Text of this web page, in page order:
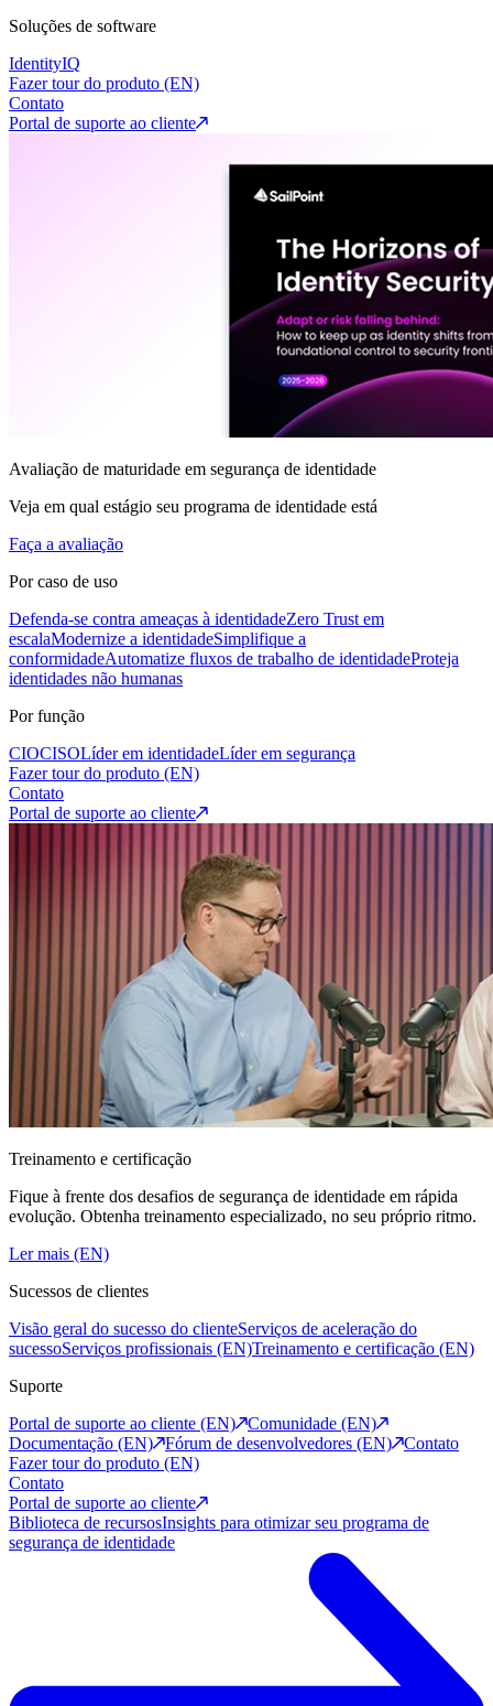
Soluções de software
IdentityIQ
Fazer tour do produto (EN)
Contato
Portal de suporte ao cliente
Avaliação de maturidade em segurança de identidade
Veja em qual estágio seu programa de identidade está
Faça a avaliação
Por caso de uso
Defenda-se contra ameaças à identidadeZero Trust em
escalaModernize a identidadeSimplifique a
conformidadeAutomatize fluxos de trabalho de identidadeProteja
identidades não humanas
Por função
CIOCISOLíder em identidadeLíder em segurança
Fazer tour do produto (EN)
Contato
Portal de suporte ao cliente
Treinamento e certificação
Fique à frente dos desafios de segurança de identidade em rápida
evolução. Obtenha treinamento especializado, no seu próprio ritmo.
Ler mais (EN)
Sucessos de clientes
Visão geral do sucesso do clienteServiços de aceleração do
sucessoServiços profissionais (EN)Treinamento e certificação (EN)
Suporte
Portal de suporte ao cliente (EN)
Comunidade (EN)
Documentação (EN)
Fórum de desenvolvedores (EN)
Contato
Fazer tour do produto (EN)
Contato
Portal de suporte ao cliente
Biblioteca de recursosInsights para otimizar seu programa de
segurança de identidade